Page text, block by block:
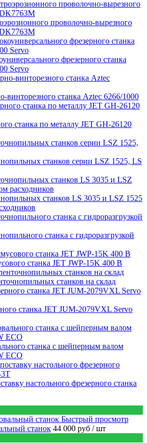
проволочно-вырезного
фрезерного станка
Servo
винторезного станка Aztec 6266/1000
станка по металлу JET GH-26120
станков серии LSZ 1525, LS
станков LS 3035 и LSZ 1525
станка c гидроразгрузкой
станка JET JWP-15K 400 В
станков на склад
станка JET JUM-2079VXL Servo
станка с шейперным валом
ECO
настольного фрезерного станка
Быстрый просмотр
станок 44 000 руб / шт